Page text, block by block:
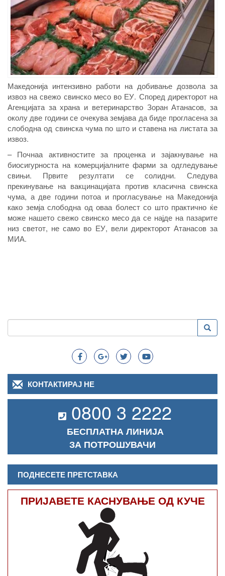
Македонија интензивно работи на добивање дозвола за
извоз на свежо свинско месо во ЕУ. Според директорот на
Агенцијата за храна и ветеринарство Зоран Атанасов, за
околу две години се очекува земјава да биде прогласена за
слободна од свинска чума по што и ставена на листата за
извоз.
– Почнаа активностите за проценка и зајакнување на
биосигурноста на комерцијалните фарми за одгледување
свињи. Првите резултати се солидни. Следува
прекинување на вакцинацијата против класична свинска
чума, а две години потоа и прогласување на Македонија
како земја слободна од оваа болест со што практично ќе
може нашето свежо свинско месо да се најде на пазарите
низ светот, не само во ЕУ, вели директорот Атанасов за
МИА.
Search
Пребарување
КОНТАКТИРАЈ НЕ
0800 3 2222
БЕСПЛАТНА ЛИНИЈА
ЗА ПОТРОШУВАЧИ
ПОДНЕСЕТЕ ПРЕТСТАВКА
ПРИЈАВЕТЕ КАСНУВАЊЕ ОД КУЧЕ